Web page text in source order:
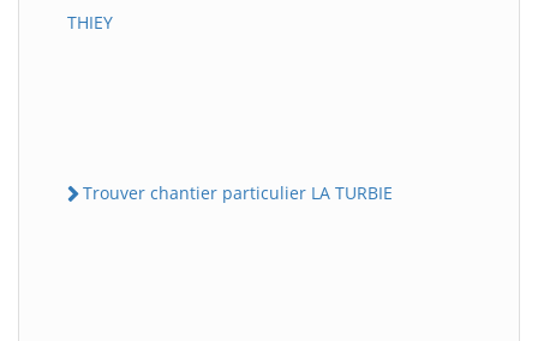
THIEY
Trouver chantier particulier LA TURBIE